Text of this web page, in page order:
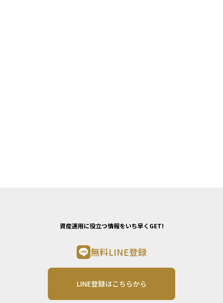
資産運用に役立つ情報をいち早くGET!
無料LINE登録
LINE登録はこちらから